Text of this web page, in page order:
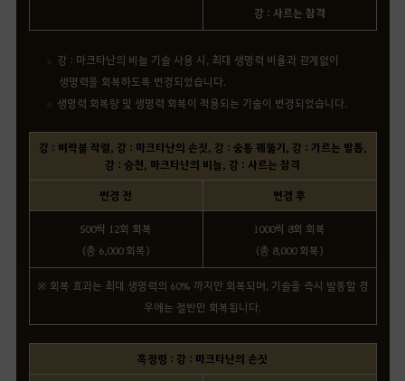
강 : 사르는 참격
강 : 마크타난의 비늘 기술 사용 시, 최대 생명력 비율과 관계없이
생명력을 회복하도록 변경되었습니다.
생명력 회복량 및 생명력 회복이 적용되는 기술이 변경되었습니다.
강 : 벼락불 작렬, 강 : 마크타난의 손짓, 강 : 숨통 꿰뚫기, 강 : 가르는 발톱,
강 : 승천, 마크타난의 비늘, 강 : 사르는 참격
변경 전 변경 후
500씩 12회 회복
(총 6,000 회복)
1000씩 8회 회복
(총 8,000 회복)
※ 회복 효과는 최대 생명력의 60% 까지만 회복되며, 기술을 즉시 발동할 경
우에는 절반만 회복됩니다.
흑정령 : 강 : 마크타난의 손짓